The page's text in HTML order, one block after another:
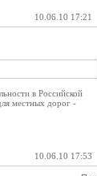
10.06.10 17:21
в Российской
местных дорог -
10.06.10 17:53